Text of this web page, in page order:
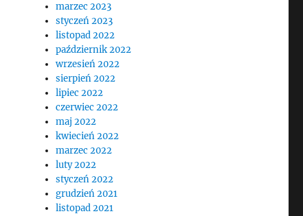
marzec 2023
styczeń 2023
listopad 2022
październik 2022
wrzesień 2022
sierpień 2022
lipiec 2022
czerwiec 2022
maj 2022
kwiecień 2022
marzec 2022
luty 2022
styczeń 2022
grudzień 2021
listopad 2021